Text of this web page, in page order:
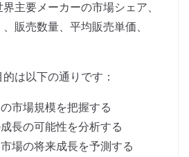
主要メーカーの市場シェア、
販売数量、平均販売単価、
は以下の通りです：
市場規模を把握する
長の可能性を分析する
場の将来成長を予測する